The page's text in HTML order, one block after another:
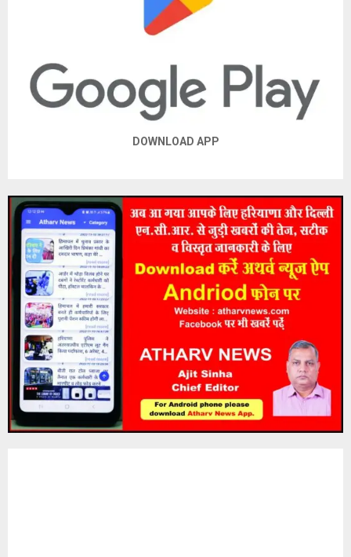
DOWNLOAD APP